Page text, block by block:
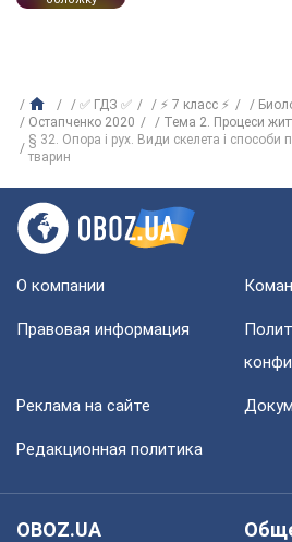
✅ ГДЗ ✅ ⚡ 7 класс ⚡
Остапченко 2020
Тема 2. Процеси
§ 32. Опора і рух. Види скелета і способи
тварин
О компании
Правовая информация
Реклама на сайте
Редакционная политика
OBOZ.UA